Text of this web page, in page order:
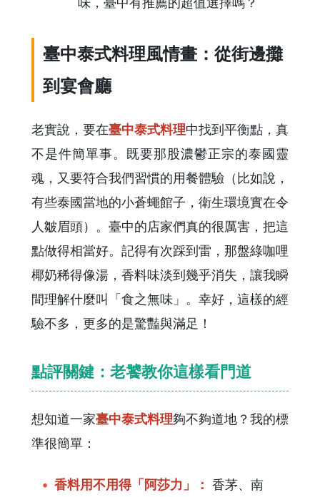
臺中泰式料理風情畫：從街邊攤
到宴會廳
老實說，要在臺中泰式料理中找到平衡點，真
不是件簡單事。既要那股濃鬱正宗的泰國靈
魂，又要符合我們習慣的用餐體驗（比如說，
有些泰國當地的小蒼蠅館子，衛生環境實在令
人皺眉頭）。臺中的店家們真的很厲害，把這
點做得相當好。記得有次踩到雷，那盤綠咖哩
椰奶稀得像湯，香料味淡到幾乎消失，讓我瞬
間理解什麼叫「食之無味」。幸好，這樣的經
驗不多，更多的是驚豔與滿足！
點評關鍵：老饕教你這樣看門道
想知道一家臺中泰式料理夠不夠道地？我的標
準很簡單：
香料用不用得「阿莎力」： 香茅、南